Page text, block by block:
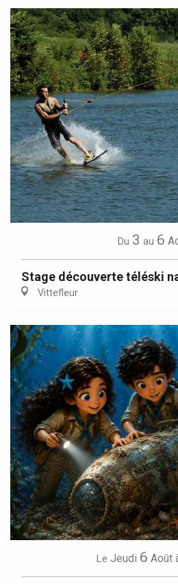
Du 3 au 6
Stage découverte téléski
Vittefleur
Le Jeudi 6 Août